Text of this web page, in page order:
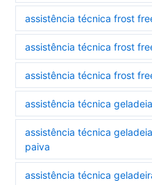
assistência técnica frost
assistência técnica frost
assistência técnica frost
assistência técnica
assistência técnica
paiva
assistência técnica